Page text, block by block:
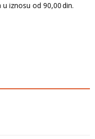
iznosu od 90,00 din.